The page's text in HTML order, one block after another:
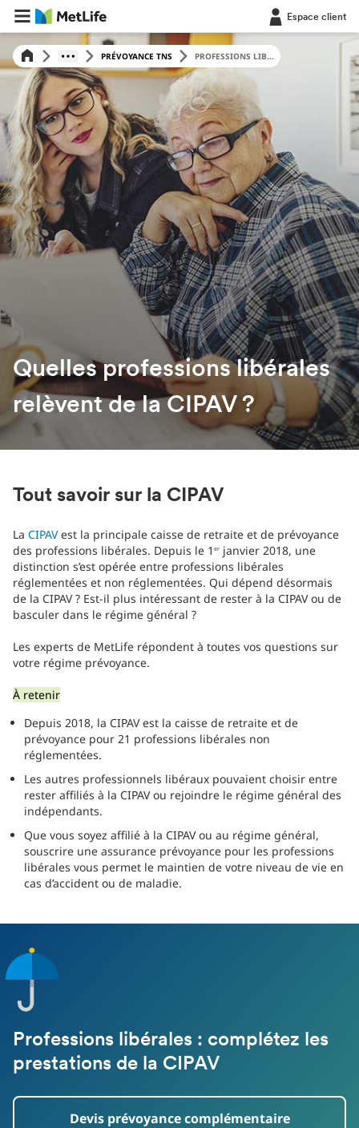
Espace client
PRÉVOYANCE TNS PROFESSIONS LIB...
Quelles professions libérales
relèvent de la CIPAV ?
Tout savoir sur la CIPAV
La CIPAVest la principale caisse de retraite et de prévoyance
des professions libérales. Depuis le 1 er janvier 2018, une
distinction s’est opérée entre professions libérales
réglementées et non réglementées. Qui dépend désormais
de la CIPAV ? Est-il plus intéressant de rester à la CIPAV ou de
basculer dans le régime général ?
Les experts de MetLife répondent à toutes vos questions sur
votre régime prévoyance.
À retenir
Depuis 2018, la CIPAV est la caisse de retraite et de
prévoyance pour 21 professions libérales non
réglementées.
Les autres professionnels libéraux pouvaient choisir entre
rester affiliés à la CIPAV ou rejoindre le régime général des
indépendants.
Que vous soyez affilié à la CIPAV ou au régime général,
souscrire une assurance prévoyance pour les professions
libérales vous permet le maintien de votre niveau de vie en
cas d’accident ou de maladie.
Professions libérales : complétez les
prestations de la CIPAV
Devis prévoyance complémentaire